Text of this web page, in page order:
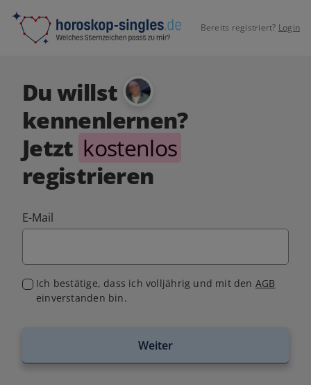
Bereits registriert? Login
Du willst
kennenlernen?
Jetzt kostenlos
registrieren
E-Mail
Ich bestätige, dass ich volljährig und mit den AGB
einverstanden bin.
Weiter